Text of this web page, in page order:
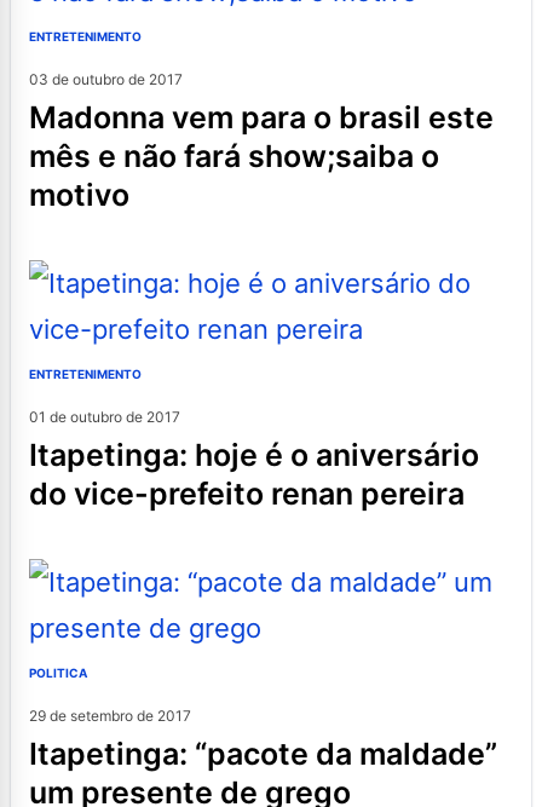
ENTRETENIMENTO
03 de outubro de 2017
madonna vem para o brasil este
mês e não fará show;saiba o
motivo
ENTRETENIMENTO
01 de outubro de 2017
itapetinga: hoje é o aniversário
do vice-prefeito renan pereira
POLITICA
29 de setembro de 2017
itapetinga: “pacote da maldade”
um presente de grego